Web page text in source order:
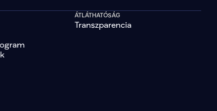
ÁTLÁTHATÓSÁG
Transzparencia